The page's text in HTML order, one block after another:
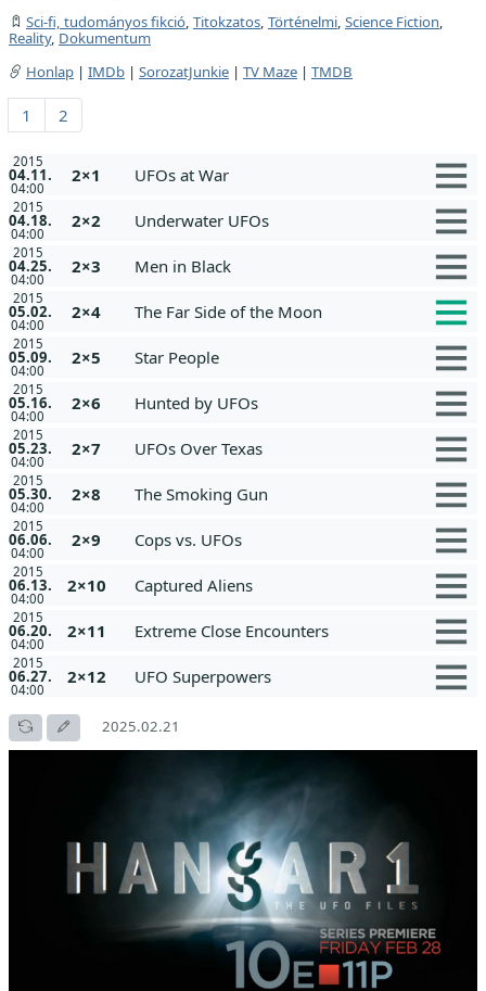
Sci-fi, tudományos fikció, Titokzatos, Történelmi, Science Fiction,
Reality, Dokumentum
Honlap | IMDb | SorozatJunkie | TV Maze | TMDB
1 2
2015
04.11.
04:00
2×1 UFOs at War
2015
04.18.
04:00
2×2 Underwater UFOs
2015
04.25.
04:00
2×3 Men in Black
2015
05.02.
04:00
2×4 The Far Side of the Moon
2015
05.09.
04:00
2×5 Star People
2015
05.16.
04:00
2×6 Hunted by UFOs
2015
05.23.
04:00
2×7 UFOs Over Texas
2015
05.30.
04:00
2×8 The Smoking Gun
2015
06.06.
04:00
2×9 Cops vs. UFOs
2015
06.13.
04:00
2×10 Captured Aliens
2015
06.20.
04:00
2×11 Extreme Close Encounters
2015
06.27.
04:00
2×12 UFO Superpowers
2025.02.21